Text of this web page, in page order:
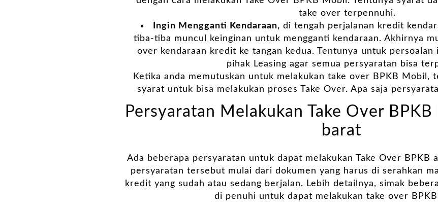
take over terpennuhi.
Ingin Mengganti Kendaraan, di tengah perjalanan kredit
tiba-tiba muncul keinginan untuk mengganti kendaraan. Akhirnya
over kendaraan kredit ke tangan kedua. Tentunya untuk persoalan
pihak Leasing agar semua persyaratan bisa
Ketika anda memutuskan untuk melakukan take over BPKB Mobil,
syarat untuk bisa melakukan proses Take Over. Apa saja
Persyaratan Melakukan Take Over
barat
Ada beberapa persyaratan untuk dapat melakukan Take Over BPKB
persyaratan tersebut mulai dari dokumen yang harus di serahkan
kredit yang sudah atau sedang berjalan. Lebih detailnya, simak
di penuhi untuk dapat melakukan take over